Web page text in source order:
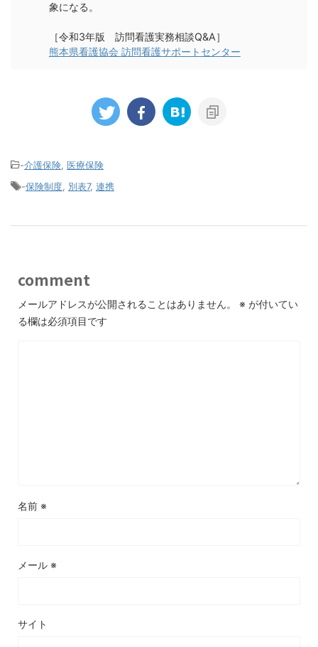
象になる。
［令和3年版 訪問看護実務相談Q&A］
熊本県看護協会 訪問看護サポートセンター
-介護保険 医療保険
-保険制度 別表7, 連携
comment
メールアドレスが公開されることはありません。 ※ が付いてい
る欄は必須項目です
名前 ※
メール ※
サイト